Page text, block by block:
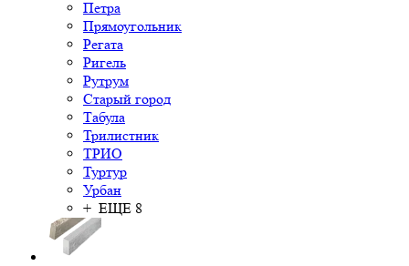
Петра
Прямоугольник
Регата
Ригель
Рутрум
Старый город
Табула
Трилистник
ТРИО
Туртур
Урбан
+ ЕЩЕ 8